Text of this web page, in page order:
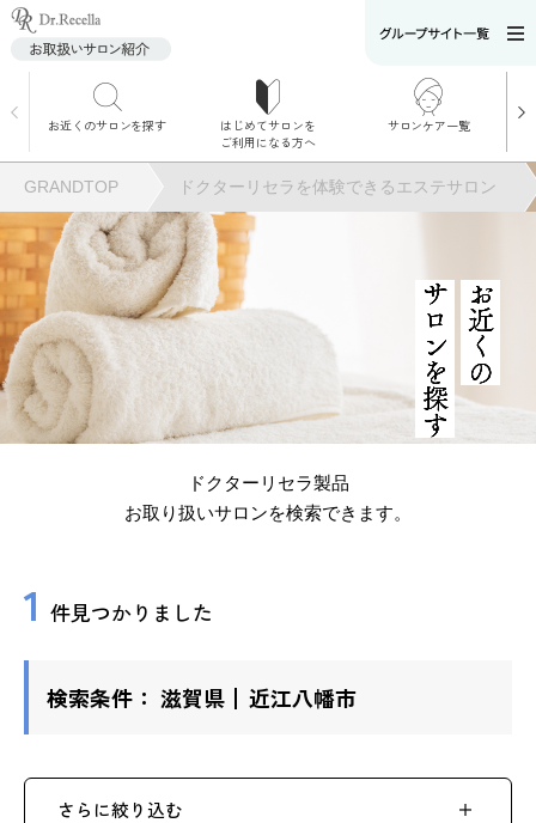
お近くのサロンを探す
はじめてサロンを
ご利用になる方へ
サロンケア一覧
ュー
施術別で探す
お悩み別で探す
角質ケア｜ポレーシ
ョン
毛穴洗浄
毛穴洗浄＆リフトア
GRANDTOP ドクターリセラを体験できるエステサロン
お近くの
サロンを探す
ドクターリセラ製品
お取り扱いサロンを検索できます。
1 件見つかりました
検索条件： 滋賀県 近江八幡市
さらに絞り込む